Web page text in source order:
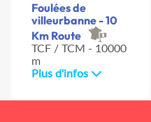
Foulées de
villeurbanne - 10
Km Route
TCF / TCM - 10000
m
Plus d'infos